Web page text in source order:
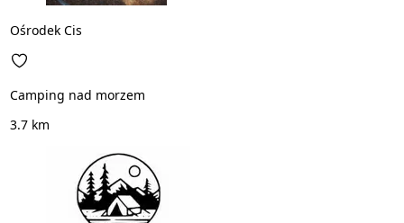
Ośrodek Cis
Camping nad morzem
3.7 km